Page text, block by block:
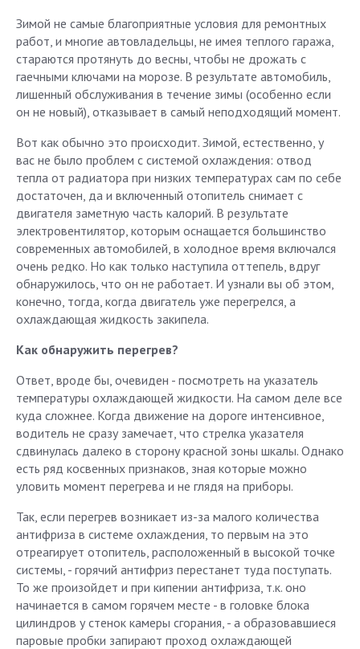
Зимой не самые благоприятные условия для ремонтных
работ, и многие автовладельцы, не имея теплого гаража,
стараются протянуть до весны, чтобы не дрожать с
гаечными ключами на морозе. В результате автомобиль,
лишенный обслуживания в течение зимы (особенно если
он не новый), отказывает в самый неподходящий момент.
Вот как обычно это происходит. Зимой, естественно, у
вас не было проблем с системой охлаждения: отвод
тепла от радиатора при низких температурах сам по себе
достаточен, да и включенный отопитель снимает с
двигателя заметную часть калорий. В результате
электровентилятор, которым оснащается большинство
современных автомобилей, в холодное время включался
очень редко. Но как только наступила оттепель, вдруг
обнаружилось, что он не работает. И узнали вы об этом,
конечно, тогда, когда двигатель уже перегрелся, а
охлаждающая жидкость закипела.
Как обнаружить перегрев?
Ответ, вроде бы, очевиден - посмотреть на указатель
температуры охлаждающей жидкости. На самом деле все
куда сложнее. Когда движение на дороге интенсивное,
водитель не сразу замечает, что стрелка указателя
сдвинулась далеко в сторону красной зоны шкалы. Однако
есть ряд косвенных признаков, зная которые можно
уловить момент перегрева и не глядя на приборы.
Так, если перегрев возникает из-за малого количества
антифриза в системе охлаждения, то первым на это
отреагирует отопитель, расположенный в высокой точке
системы, - горячий антифриз перестанет туда поступать.
То же произойдет и при кипении антифриза, т.к. оно
начинается в самом горячем месте - в головке блока
цилиндров у стенок камеры сгорания, - а образовавшиеся
паровые пробки запирают проход охлаждающей